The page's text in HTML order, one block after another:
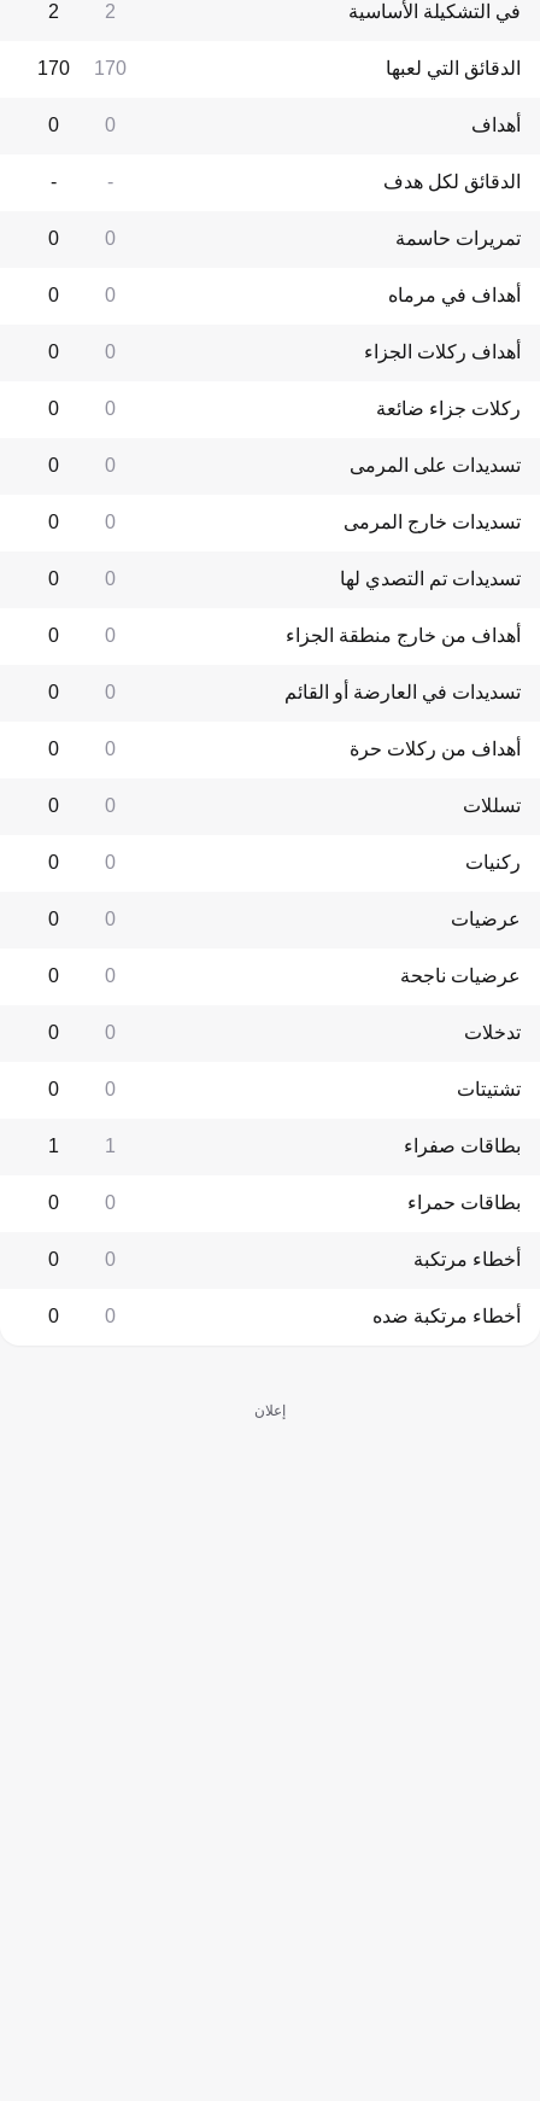
في التشكيلة الأساسية 2
2
الدقائق التي لعبها 170
170
أهداف 0
0
الدقائق لكل هدف -
-
تمريرات حاسمة 0
0
أهداف في مرماه 0
0
أهداف ركلات الجزاء 0
0
ركلات جزاء ضائعة 0
0
تسديدات على المرمى 0
0
تسديدات خارج المرمى 0
0
تسديدات تم التصدي لها 0
0
أهداف من خارج منطقة الجزاء 0
0
تسديدات في العارضة أو القائم 0
0
أهداف من ركلات حرة 0
0
تسللات 0
0
ركنيات 0
0
عرضيات 0
0
عرضيات ناجحة 0
0
تدخلات 0
0
تشتيتات 0
0
بطاقات صفراء 1
1
بطاقات حمراء 0
0
أخطاء مرتكبة 0
0
أخطاء مرتكبة ضده 0
0
إعلان